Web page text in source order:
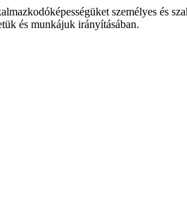
személyes és
és munkájuk irányításában.